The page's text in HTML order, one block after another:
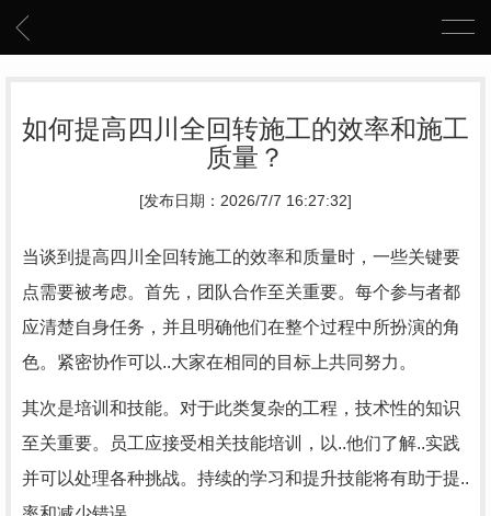
如何提高四川全回转施工的效率和施工
质量？
[发布日期：2026/7/7 16:27:32]
当谈到提高四川全回转施工的效率和质量时，一些关键要
点需要被考虑。首先，团队合作至关重要。每个参与者都
应清楚自身任务，并且明确他们在整个过程中所扮演的角
色。紧密协作可以..大家在相同的目标上共同努力。
其次是培训和技能。对于此类复杂的工程，技术性的知识
至关重要。员工应接受相关技能培训，以..他们了解..实践
并可以处理各种挑战。持续的学习和提升技能将有助于提..